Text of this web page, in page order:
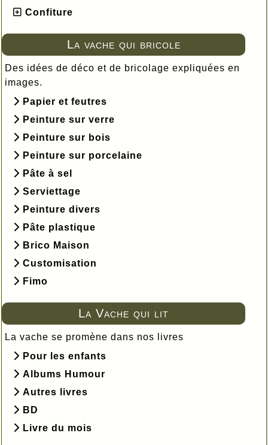
Confiture
La vache qui bricole
Des idées de déco et de bricolage expliquées en
images.
Papier et feutres
Peinture sur verre
Peinture sur bois
Peinture sur porcelaine
Pâte à sel
Serviettage
Peinture divers
Pâte plastique
Brico Maison
Customisation
Fimo
La Vache qui lit
La vache se promène dans nos livres
Pour les enfants
Albums Humour
Autres livres
BD
Livre du mois